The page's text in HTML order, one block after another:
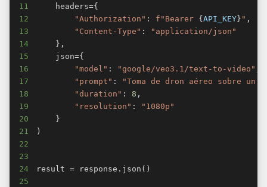
11
    headers
={
12
"Authorization" : f"Bearer {API_KEY } " ,
13
"Content-Type" :
"application/json"
14
} ,
15
    json
={
16
"model" : "google/veo3.1/text-to-video"
17
"prompt" :
"Toma de dron aéreo sobre
18
"duration" : 8 ,
19
"resolution" :
"1080p"
20
}
21
)
22
23
24
result = response . json ( )
25